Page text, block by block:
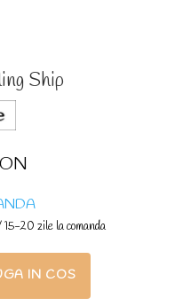
Ship
20 zile la comanda
IN COS